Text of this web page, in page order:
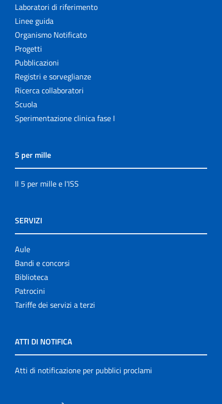
Laboratori di riferimento
Linee guida
Organismo Notificato
Progetti
Pubblicazioni
Registri e sorveglianze
Ricerca collaboratori
Scuola
Sperimentazione clinica fase I
5 per mille
Il 5 per mille e l'ISS
SERVIZI
Aule
Bandi e concorsi
Biblioteca
Patrocini
Tariffe dei servizi a terzi
ATTI DI NOTIFICA
Atti di notificazione per pubblici proclami